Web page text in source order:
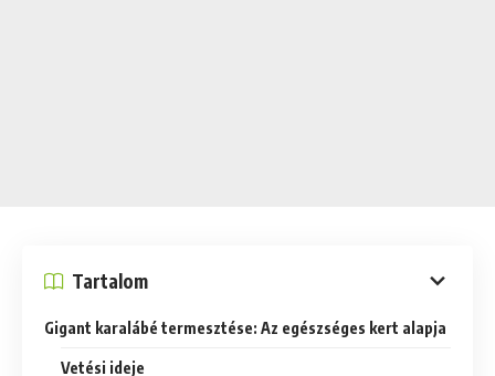
Tartalom
Gigant karalábé termesztése: Az egészséges kert alapja
Vetési ideje